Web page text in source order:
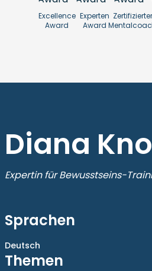
Excellence
Award
Experten
Award
Zertifizierter
Diana
Expertin für Bewusstseins-
Sprachen
Deutsch
Themen